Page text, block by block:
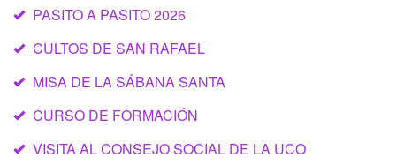
PASITO A PASITO 2026
CULTOS DE SAN RAFAEL
MISA DE LA SÁBANA SANTA
CURSO DE FORMACIÓN
VISITA AL CONSEJO SOCIAL DE LA UCO